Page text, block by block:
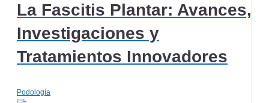
La Fascitis Plantar: Avances,
Investigaciones y
Tratamientos Innovadores
Podología